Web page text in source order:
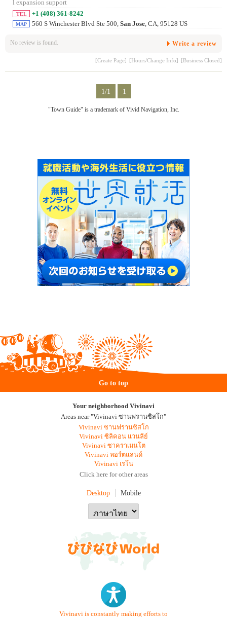
l expansion support
TEL +1 (408) 361-8242
MAP 560 S Winchester Blvd Ste 500, San Jose, CA, 95128 US
No review is found. Write a review
[Create Page] [Hours/Change Info] [Business Closed]
1/1 1
"Town Guide" is a trademark of Vivid Navigation, Inc.
Go to top
Your neighborhood Vivinavi
Areas near "Vivinavi ซานฟรานซิสโก"
Vivinavi ซานฟรานซิสโก
Vivinavi ซิลิคอน แวนลีย์
Vivinavi ซาคราเมนโต
Vivinavi พอร์ตแลนด์
Vivinavi เรโน
Click here for other areas
Desktop Mobile
Vivinavi is constantly making efforts to